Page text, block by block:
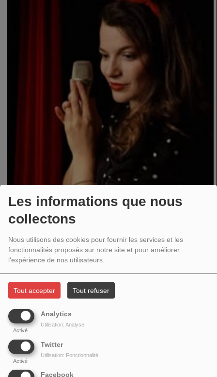
Les informations que nous
collectons
Nous utilisons des cookies pour fournir les services et les
fonctionnalités proposés sur notre site et pour améliorer
l'expérience de nos utilisateurs.
Tout accepter Tout refuser
Analytics
Activé
Utilisation: Analyse
Twitter
Activé
Utilisation: Fonctionnalité
Facebook
Née dans les années 1980, Alma baigne dans la musique depuis son
enfance et a très tôt commencé à composer ses propres chansons. Elle
et le violon, ce qui confère profondeur et authenticité à ses compositions.
Ses mélodies dynamiques et ses textes introspectifs touchent
suisse, ses titres étant diffusés sur des radios telles que Rete Tre, Radio
également la première artiste suisse à avoir organisé une soirée de
lancement d'album dans le Metaverse Decentraland et s'est produite au
par le Web3, sa musique est diffusée sur les ondes de Metaverse Radio,
créant ainsi un pont entre les mondes numérique et réel grâce à son style
unique. Chiliversum d'Alma est un voyage musical éclectique où la pop des